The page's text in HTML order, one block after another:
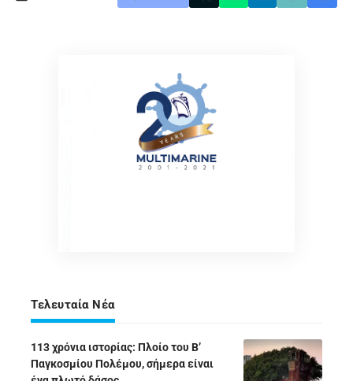
Τελευταία Νέα
113 χρόνια ιστορίας: Πλοίο του Β’
Παγκοσμίου Πολέμου, σήμερα είναι